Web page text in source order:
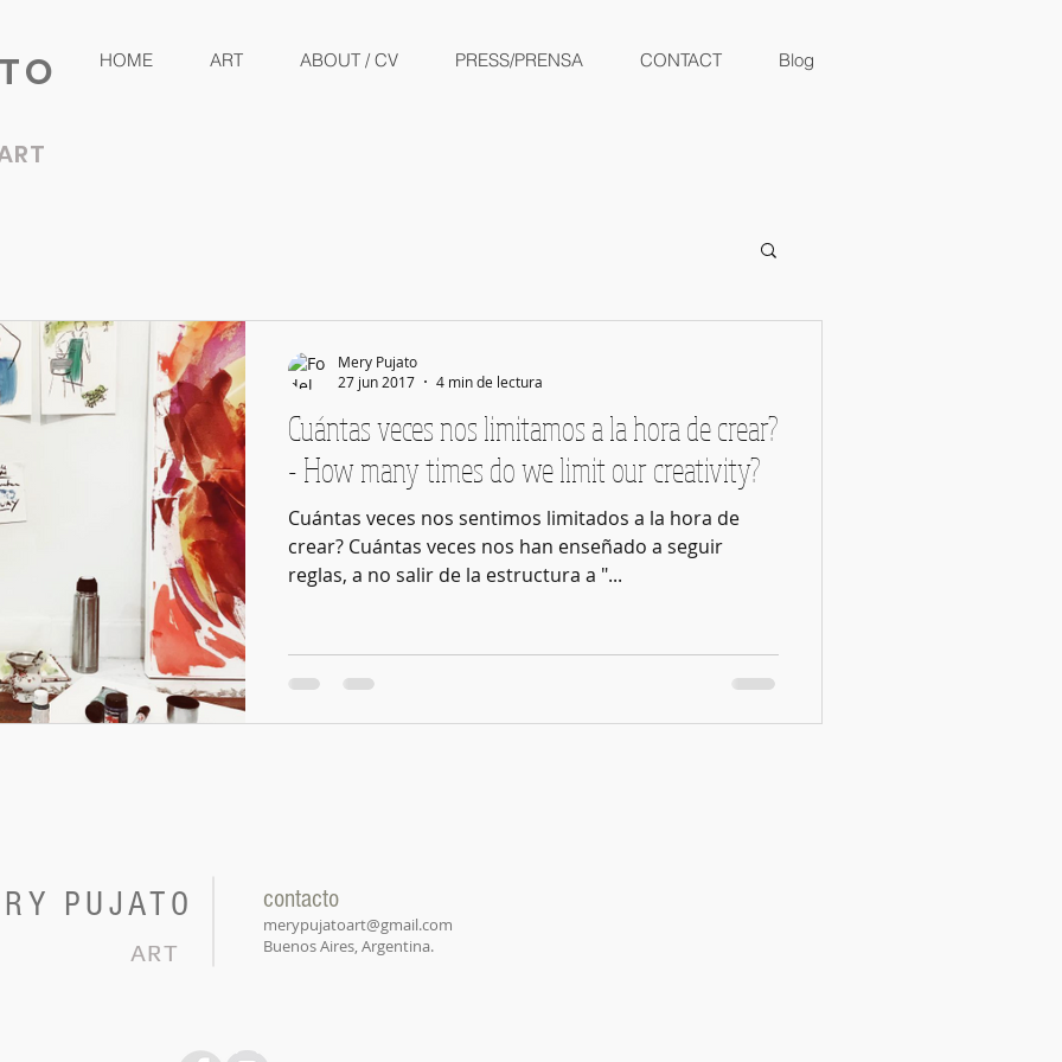
HOME ART ABOUT / CV PRESS/PRENSA CONTACT Blog
Cuántas veces nos limitamos a la hora de crear?
- How many times do we limit our creativity?
Cuántas veces nos sentimos limitados a la hora de
crear? Cuántas veces nos han enseñado a seguir
reglas, a no salir de la estructura a "...
Mery Pujato
27 jun 2017
4 min de lectura
ART
PUJATO contacto
merypujatoart@gmail.com
Buenos Aires, Argentina.